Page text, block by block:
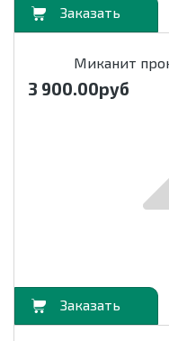
Миканит
3 900.00руб